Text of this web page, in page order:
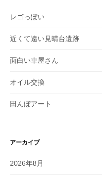
レゴっぽい
近くて遠い見晴台遺跡
面白い車屋さん
オイル交換
田んぼアート
アーカイブ
2026年8月